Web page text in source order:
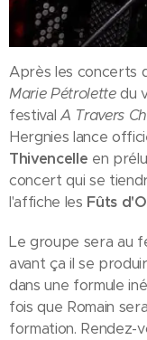
Après les concerts
Marie Pétrolettedu
festivalA Travers
Hergnies lance
Thivencelle en
concert qui se
l'affiche les Fûts
Le groupe sera au
avant ça il se
dans une formule
fois que Romain
formation. Rendez-